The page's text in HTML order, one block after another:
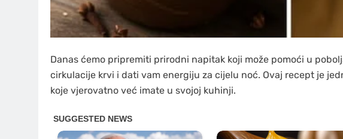
Danas ćemo pripremiti prirodni napitak koji može pomoći u
cirkulacije krvi i dati vam energiju za cijelu noć. Ovaj recept je
koje vjerovatno već imate u svojoj kuhinji.